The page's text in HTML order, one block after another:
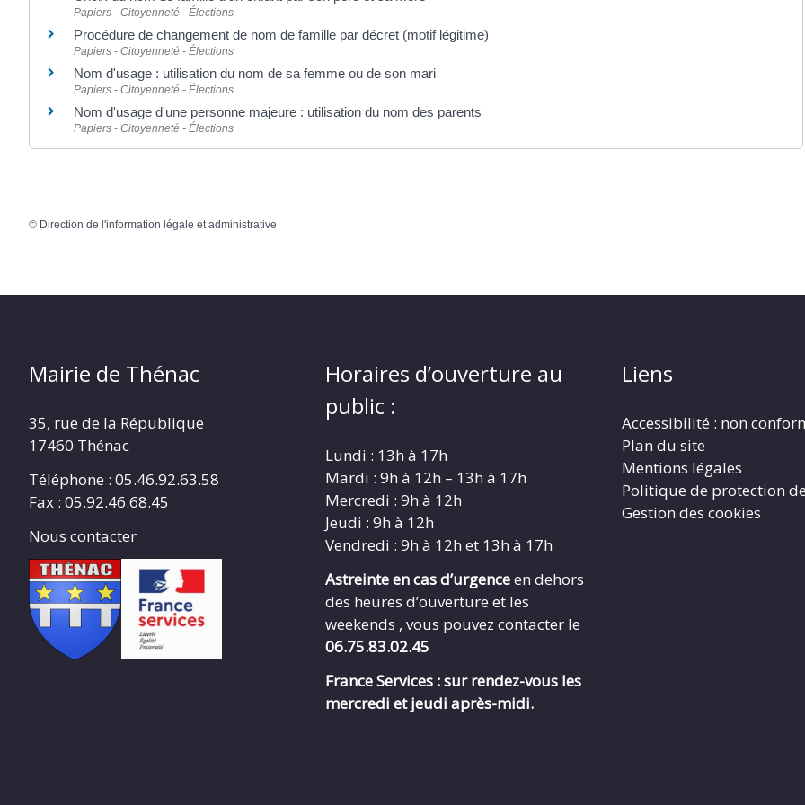
Papiers - Citoyenneté - Élections
Procédure de changement de nom de famille par décret (motif légitime)
Papiers - Citoyenneté - Élections
Nom d'usage : utilisation du nom de sa femme ou de son mari
Papiers - Citoyenneté - Élections
Nom d'usage d'une personne majeure : utilisation du nom des parents
Papiers - Citoyenneté - Élections
© Direction de l'information légale et administrative
Mairie de Thénac
35, rue de la République
17460 Thénac
Téléphone : 05.46.92.63.58
Fax : 05.92.46.68.45
Nous contacter
Horaires d’ouverture au
public :
Lundi : 13h à 17h
Mardi : 9h à 12h – 13h à 17h
Mercredi : 9h à 12h
Jeudi : 9h à 12h
Vendredi : 9h à 12h et 13h à 17h
Astreinte en cas d’urgenceen dehors
des heures d’ouverture et les
weekends , vous pouvez contacter le
06.75.83.02.45
France Services : sur rendez-vous les
mercredi et jeudi après-midi.
Liens
Accessibilité : non
Plan du site
Mentions légales
Politique de protection
Gestion des cookies